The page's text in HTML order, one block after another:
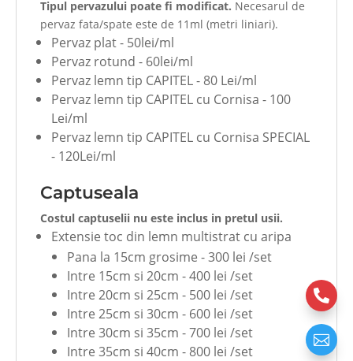
Tipul pervazului poate fi modificat. Necesarul de
pervaz fata/spate este de 11ml (metri liniari).
Pervaz plat - 50lei/ml
Pervaz rotund - 60lei/ml
Pervaz lemn tip CAPITEL - 80 Lei/ml
Pervaz lemn tip CAPITEL cu Cornisa - 100
Lei/ml
Pervaz lemn tip CAPITEL cu Cornisa SPECIAL
- 120Lei/ml
Captuseala
Costul captuselii nu este inclus in pretul usii.
Extensie toc din lemn multistrat cu aripa
Pana la 15cm grosime - 300 lei /set
Intre 15cm si 20cm - 400 lei /set
Intre 20cm si 25cm - 500 lei /set
Intre 25cm si 30cm - 600 lei /set
Intre 30cm si 35cm - 700 lei /set
Intre 35cm si 40cm - 800 lei /set

